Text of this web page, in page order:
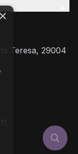
Teresa, 29004
×